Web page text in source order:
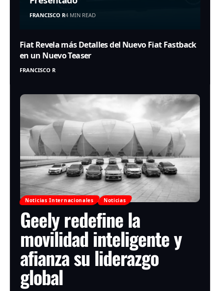
FRANCISCO R4 MIN READ
Fiat Revela más Detalles del Nuevo Fiat Fastback
en un Nuevo Teaser
FRANCISCO R
Noticias Internacionales Noticias
Geely redefine la
movilidad inteligente y
afianza su liderazgo
global